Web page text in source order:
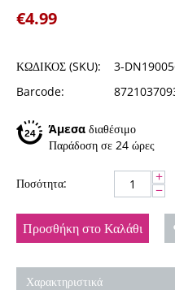
€4.99
ΚΩΔΙΚΟΣ (SKU):
3-
Barcode:
Άμεσα διαθέσιμο
Παράδοση σε 24 ώρες
Ποσότητα: +
−
Προσθήκη στο Καλάθι
Χαρακτηριστικά